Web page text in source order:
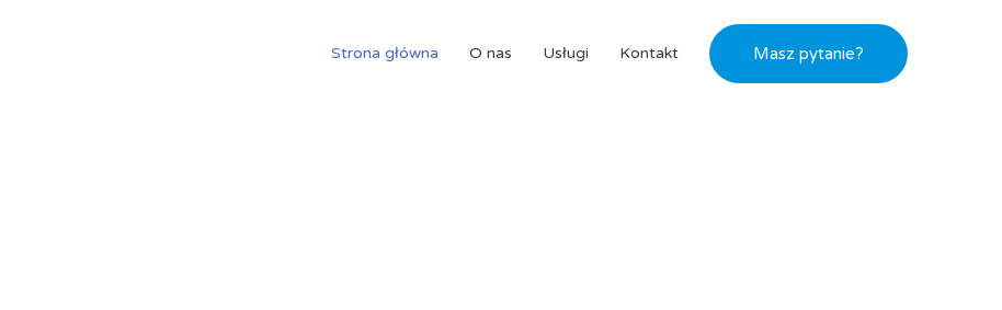
Strona główna O nas Usługi Kontakt Masz pytanie?